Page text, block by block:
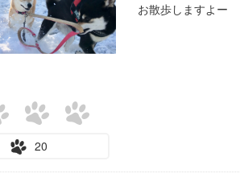
お散歩しますよー
20